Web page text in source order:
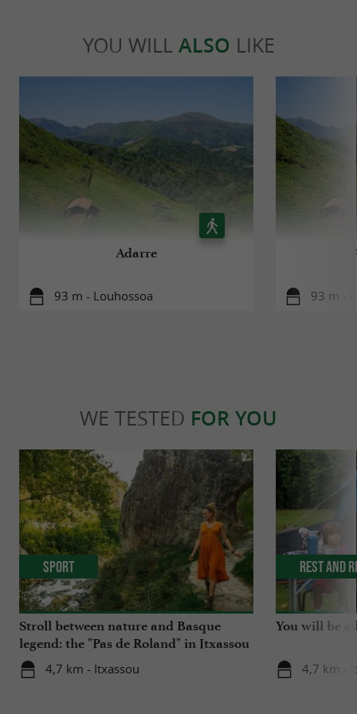
YOU WILL ALSO LIKE
Adarre
93 m - Louhossoa 93 m -
WE TESTED FOR YOU
Stroll between nature and Basque
legend: the "Pas de Roland" in Itxassou
4,7 km - Itxassou
Sport
You will be
4,7 km -
Rest and